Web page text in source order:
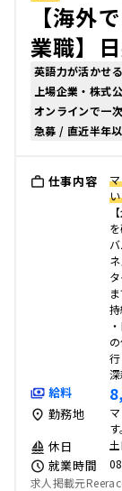
【海外
業職】
英語力が活かせる
上場企業・株式
オンラインで一
急募 / 直近半年
仕事内容
給料
勤務地
す
休日
就業時間
求人掲載元